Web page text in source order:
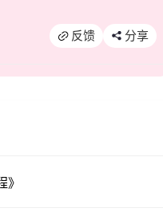
反馈 分享
》